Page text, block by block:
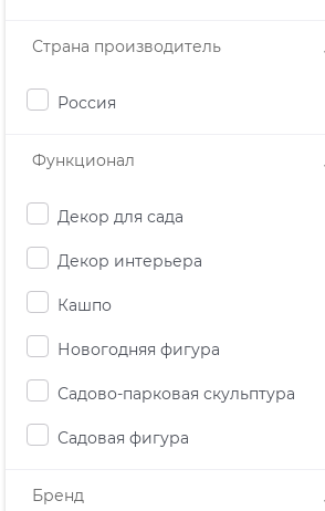
Страна производитель
Россия
Функционал
Декор для сада
Декор интерьера
Кашпо
Новогодняя фигура
Садово-парковая скульптура
Садовая фигура
Бренд